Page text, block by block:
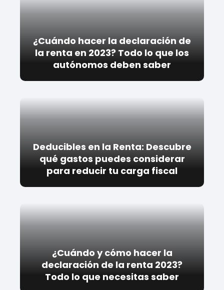
¿Cuándo hacer la declaración de
la renta en 2023? Todo lo que los
autónomos deben saber
Deducibles en la Renta: Descubre
qué gastos puedes considerar
para reducir tu carga fiscal
¿Cuándo y cómo hacer la
declaración de la renta 2023?
Todo lo que necesitas saber